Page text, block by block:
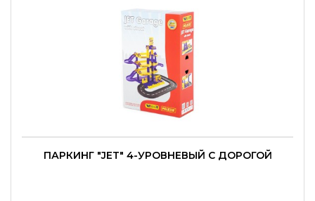
ПАРКИНГ "JET" 4-УРОВНЕВЫЙ С ДОРОГОЙ